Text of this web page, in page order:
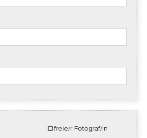
freie/r Fotograf/in